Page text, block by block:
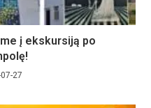
į ekskursiją po
27